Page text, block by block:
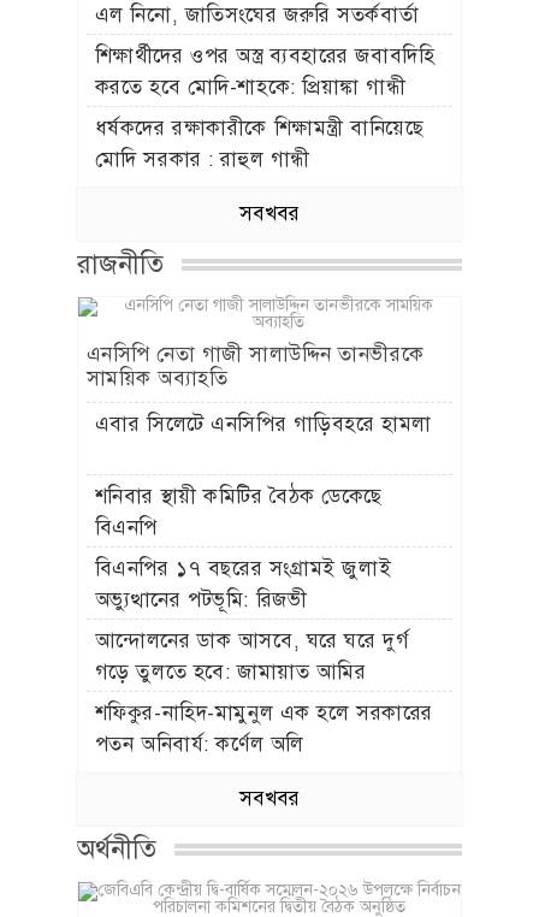
এল নিনো, জাতিসংঘের জরুরি সতর্কবার্তা
শিক্ষার্থীদের ওপর অস্ত্র ব্যবহারের জবাবদিহি
করতে হবে মোদি-শাহকে: প্রিয়াঙ্কা গান্ধী
ধর্ষকদের রক্ষাকারীকে শিক্ষামন্ত্রী বানিয়েছে
মোদি সরকার : রাহুল গান্ধী
সবখবর
রাজনীতি
এনসিপি নেতা গাজী সালাউদ্দিন তানভীরকে
সাময়িক অব্যাহতি
এবার সিলেটে এনসিপির গাড়িবহরে হামলা
শনিবার স্থায়ী কমিটির বৈঠক ডেকেছে
বিএনপি
বিএনপির ১৭ বছরের সংগ্রামই জুলাই
অভ্যুত্থানের পটভূমি: রিজভী
আন্দোলনের ডাক আসবে, ঘরে ঘরে দুর্গ
গড়ে তুলতে হবে: জামায়াত আমির
শফিকুর-নাহিদ-মামুনুল এক হলে সরকারের
পতন অনিবার্য: কর্ণেল অলি
সবখবর
অর্থনীতি